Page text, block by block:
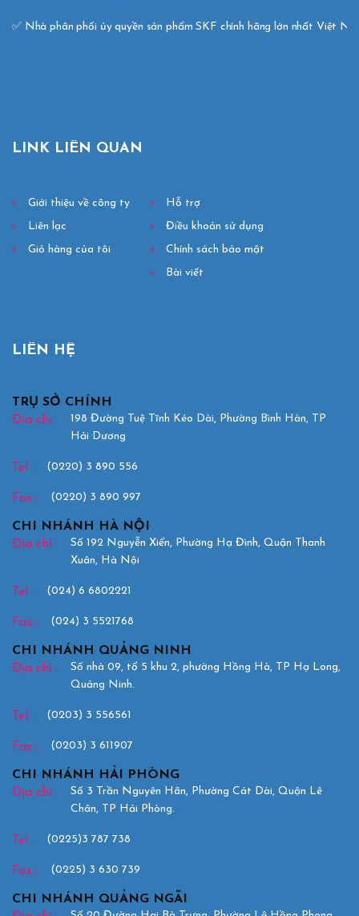
✅ Nhà phân phối ủy quyền sản phẩm SKF chính hãng lớn nhất Việt
LINK LIÊN QUAN
Giới thiệu về công ty
Liên lạc
Giỏ hàng của tôi
Hỗ trợ
Điều khoản sử dụng
Chính sách bảo mật
Bài viết
LIÊN HỆ
TRỤ SỞ CHÍNH
Địa chỉ :
198 Đường Tuệ Tĩnh Kéo Dài, Phường Bình Hàn, TP
Hải Dương
Tel : (0220) 3 890 556
Fax : (0220) 3 890 997
CHI NHÁNH HÀ NỘI
Địa chỉ :
Số 192 Nguyễn Xiển, Phường Hạ Đình, Quận Thanh
Xuân, Hà Nội
Tel : (024) 6 6802221
Fax : (024) 3 5521768
CHI NHÁNH QUẢNG NINH
Địa chỉ :
Số nhà 09, tổ 5 khu 2, phường Hồng Hà, TP Hạ Long,
Quảng Ninh.
Tel : (0203) 3 556561
Fax : (0203) 3 611907
CHI NHÁNH HẢI PHÒNG
Địa chỉ :
Số 3 Trần Nguyên Hãn, Phường Cát Dài, Quận Lê
Chân, TP Hải Phòng.
Tel : (0225)3 787 738
Fax : (0225) 3 630 739
CHI NHÁNH QUẢNG NGÃI